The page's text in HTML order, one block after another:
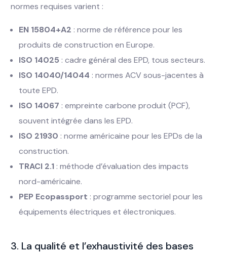
normes requises varient :
EN 15804+A2 : norme de référence pour les
produits de construction en Europe.
ISO 14025 : cadre général des EPD, tous secteurs.
ISO 14040/14044 : normes ACV sous-jacentes à
toute EPD.
ISO 14067 : empreinte carbone produit (PCF),
souvent intégrée dans les EPD.
ISO 21930 : norme américaine pour les EPDs de la
construction.
TRACI 2.1 : méthode d’évaluation des impacts
nord-américaine.
PEP Ecopassport : programme sectoriel pour les
équipements électriques et électroniques.
3. La qualité et l’exhaustivité des bases